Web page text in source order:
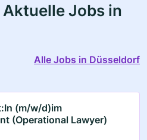
Jobs in
Alle Jobs in Düsseldorf
(m/w/d)im
(Operational Lawyer)